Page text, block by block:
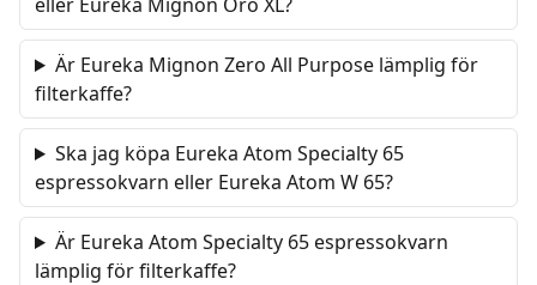
Är Eureka Mignon Zero All Purpose lämplig för
filterkaffe?
Ska jag köpa Eureka Atom Specialty 65
espressokvarn eller Eureka Atom W 65?
Är Eureka Atom Specialty 65 espressokvarn
lämplig för filterkaffe?